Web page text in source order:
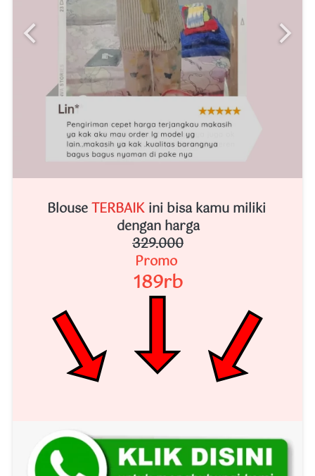
Blouse TERBAIK ini bisa kamu miliki
dengan harga
329.000
Promo
189rb